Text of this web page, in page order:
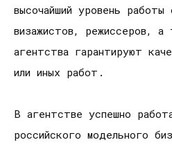
высочайший уровень работы
визажистов, режиссеров, а
агентства гарантируют
или иных работ.
В агентстве успешно
российского модельного